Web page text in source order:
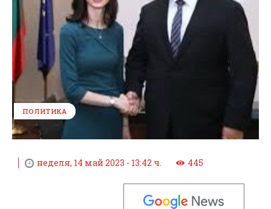
ПОЛИТИКА
неделя, 14 май 2023 - 13:42 ч. 445